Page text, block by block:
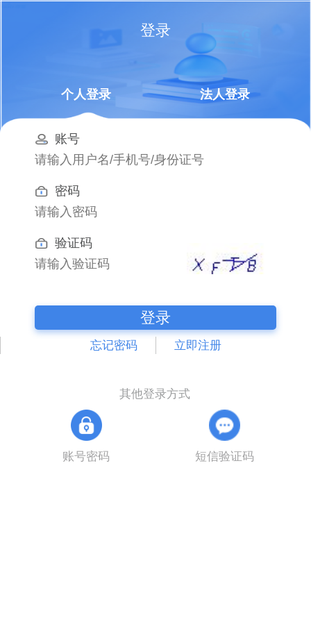
登录
个人登录 法人登录
账号
密码
验证码
登录
忘记密码 立即注册
其他登录方式
账号密码 短信验证码